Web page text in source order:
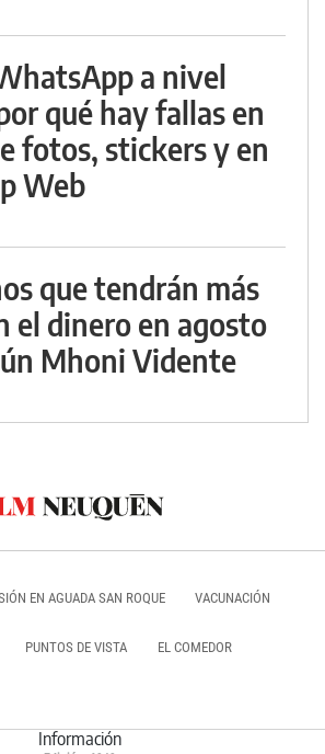
a nivel
qué hay fallas en
fotos, stickers y en
Web
que tendrán más
el dinero en agosto
Mhoni Vidente
EN AGUADA SAN ROQUE VACUNACIÓN
PUNTOS DE VISTA EL COMEDOR
Información